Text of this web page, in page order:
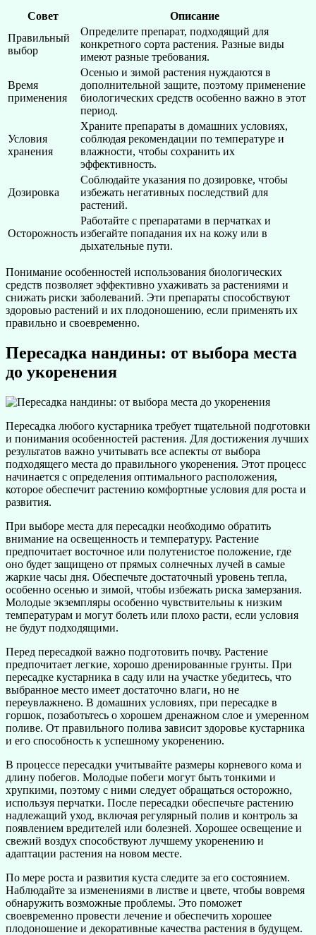
Совет
Описание
Правильный
выбор
Определите препарат, подходящий для
конкретного сорта растения. Разные виды
имеют разные требования.
Время
применения
Осенью и зимой растения нуждаются в
дополнительной защите, поэтому применение
биологических средств особенно важно в этот
период.
Условия
хранения
Храните препараты в домашних условиях,
соблюдая рекомендации по температуре и
влажности, чтобы сохранить их
эффективность.
Дозировка
Соблюдайте указания по дозировке, чтобы
избежать негативных последствий для
растений.
Осторожность
Работайте с препаратами в перчатках и
избегайте попадания их на кожу или в
дыхательные пути.
Понимание особенностей использования биологических
средств позволяет эффективно ухаживать за растениями и
снижать риски заболеваний. Эти препараты способствуют
здоровью растений и их плодоношению, если применять их
правильно и своевременно.
Пересадка нандины: от выбора места
до укоренения
Пересадка любого кустарника требует тщательной подготовки
и понимания особенностей растения. Для достижения лучших
результатов важно учитывать все аспекты от выбора
подходящего места до правильного укоренения. Этот процесс
начинается с определения оптимального расположения,
которое обеспечит растению комфортные условия для роста и
развития.
При выборе места для пересадки необходимо обратить
внимание на освещенность и температуру. Растение
предпочитает восточное или полутенистое положение, где
оно будет защищено от прямых солнечных лучей в самые
жаркие часы дня. Обеспечьте достаточный уровень тепла,
особенно осенью и зимой, чтобы избежать риска замерзания.
Молодые экземпляры особенно чувствительны к низким
температурам и могут болеть или плохо расти, если условия
не будут подходящими.
Перед пересадкой важно подготовить почву. Растение
предпочитает легкие, хорошо дренированные грунты. При
пересадке кустарника в саду или на участке убедитесь, что
выбранное место имеет достаточно влаги, но не
переувлажнено. В домашних условиях, при пересадке в
горшок, позаботьтесь о хорошем дренажном слое и умеренном
поливе. От правильного полива зависит здоровье кустарника
и его способность к успешному укоренению.
В процессе пересадки учитывайте размеры корневого кома и
длину побегов. Молодые побеги могут быть тонкими и
хрупкими, поэтому с ними следует обращаться осторожно,
используя перчатки. После пересадки обеспечьте растению
надлежащий уход, включая регулярный полив и контроль за
появлением вредителей или болезней. Хорошее освещение и
свежий воздух способствуют лучшему укоренению и
адаптации растения на новом месте.
По мере роста и развития куста следите за его состоянием.
Наблюдайте за изменениями в листве и цвете, чтобы вовремя
обнаружить возможные проблемы. Это поможет
своевременно провести лечение и обеспечить хорошее
плодоношение и декоративные качества растения в будущем.